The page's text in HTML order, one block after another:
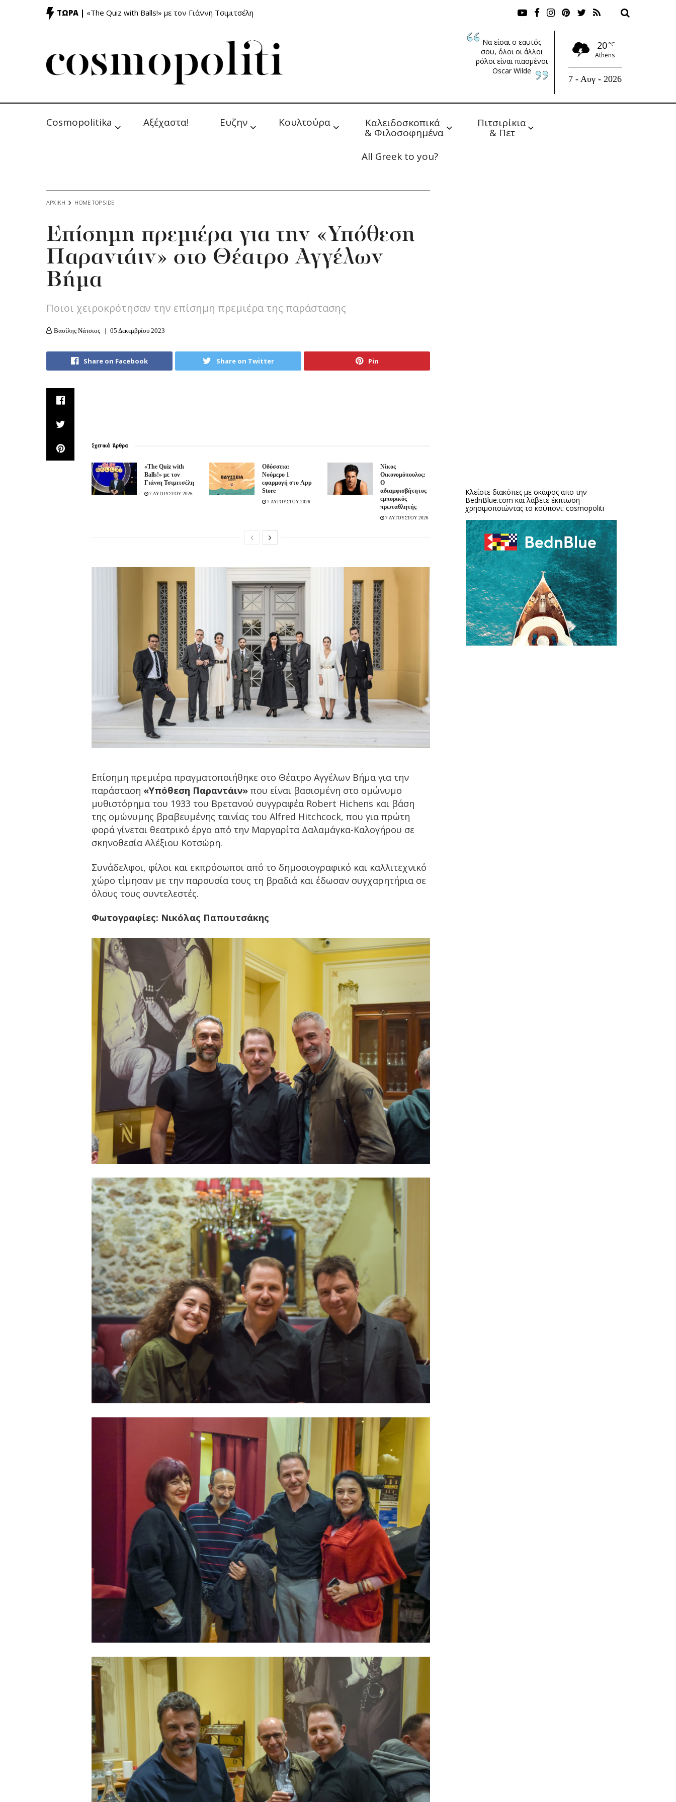
ΤΩΡΑ | «The Quiz with Balls!» με τον Γιάννη Τσιμιτσέλη
Να είσαι ο εαυτός
σου, όλοι οι άλλοι
ρόλοι είναι πιασμένοι
Oscar Wilde
20 °C
Athens
7 - Αυγ - 2026
Cosmopolitika Αξέχαστα! Ευζην Κουλτούρα Καλειδοσκοπικά
& Φιλοσοφημένα
Πιτσιρίκια
& Πετ
All Greek to you?
ΑΡΧΙΚΗ HOME TOP SIDE
Επίσημη πρεμιέρα για την «Υπόθεση
Παραντάιν» στο Θέατρο Αγγέλων
Βήμα
Ποιοι χειροκρότησαν την επίσημη πρεμιέρα της παράστασης
Βασίλης Νάτσιος 05 Δεκεμβρίου 2023
Share on Facebook Share on Twitter Pin
Σχετικά Άρθρα
«The Quiz with
Balls!» με τον
Γιάννη Τσιμιτσέλη
7 ΑΥΓΟΥΣΤΟΥ 2026
Οδύσσεια:
Νούμερο 1
εφαρμογή στο App
Store
7 ΑΥΓΟΥΣΤΟΥ 2026
Νίκος
Οικονομόπουλος:
Ο
αδιαμφισβήτητος
εμπορικός
πρωταθλητής
7 ΑΥΓΟΥΣΤΟΥ 2026
Επίσημη πρεμιέρα πραγματοποιήθηκε στο Θέατρο Αγγέλων Βήμα για την
παράσταση «Υπόθεση Παραντάιν» που είναι βασισμένη στο ομώνυμο
μυθιστόρημα του 1933 του Βρετανού συγγραφέα Robert Hichens και βάση
της ομώνυμης βραβευμένης ταινίας του Alfred Hitchcock, που για πρώτη
φορά γίνεται θεατρικό έργο από την Μαργαρίτα Δαλαμάγκα-Καλογήρου σε
σκηνοθεσία Αλέξιου Κοτσώρη.
Συνάδελφοι, φίλοι και εκπρόσωποι από το δημοσιογραφικό και καλλιτεχνικό
χώρο τίμησαν με την παρουσία τους τη βραδιά και έδωσαν συγχαρητήρια σε
όλους τους συντελεστές.
Φωτογραφίες: Νικόλας Παπουτσάκης
Κλείστε διακόπες με σκάφος απο την
BednBlue.com και λάβετε έκπτωση
χρησιμοποιώντας το κούπονι: cosmopoliti